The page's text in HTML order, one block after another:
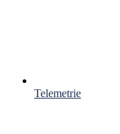
Telemetrie